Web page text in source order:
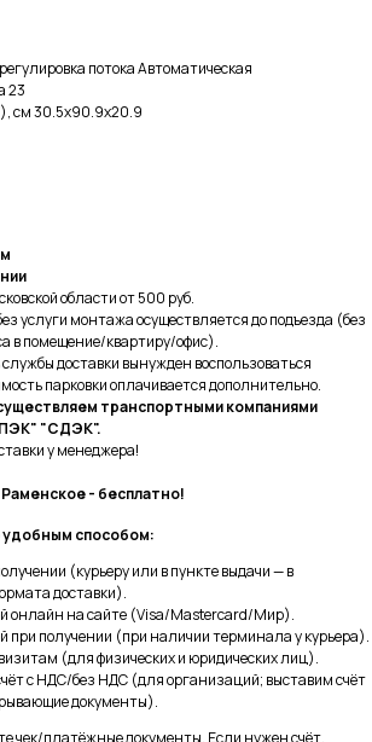
потока Автоматическая
23
см 30.5x90.9x20.9
области от 500 руб.
услуги монтажа осуществляется до подъезда (без
в помещение/квартиру/офис).
службы доставки вынужден воспользоваться
парковки оплачивается дополнительно.
транспортными компаниями
"СДЭК".
у менеджера!
- бесплатно!
удобным способом:
(курьеру или в пункте выдачи — в
доставки).
онлайн на сайте (Visa/Mastercard/Мир).
при получении (при наличии терминала у курьера).
(для физических и юридических лиц).
с НДС/без НДС (для организаций; выставим счёт
документы).
чек/платёжные документы. Если нужен счёт,
ООО «СплитКлим»
ИНН: 5040179113
КПП: 504001001
ОГРН:1225000058007
Реквизиты